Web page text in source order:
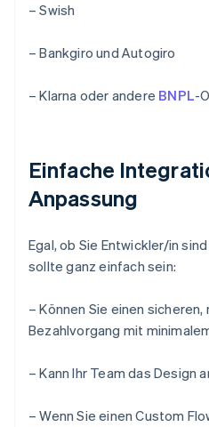
– Swish
– Bankgiro und Autogiro
– Klarna oder andere BNPL-
Einfache
Anpassung
Egal, ob Sie Entwickler/in
sollte ganz einfach sein:
– Können Sie einen
Bezahlvorgang mit
– Kann Ihr Team das Design
– Wenn Sie einen Custom